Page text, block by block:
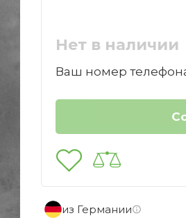
Нет в наличии
Ваш номер
из Германии